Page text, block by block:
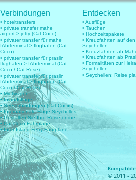
Verbindungen
• hoteltransfers
• private transfer mahe
airport > jetty (Cat Coco)
• privater transfer für mahe
fÄhrterminal > flughafen (Cat
Coco)
• privater transfer für praslin
flughafen > fÄhrterminal (Cat
Coco / Cat Rose)
• privater transfer für praslin
fÄhrterminal > flughafen (Cat
Coco / Cat Rose)
• Mietwagen
• Inlandsflüge
• Seeverbindungen (Cat Cocos)
• Internationale Flüge Seychelles
• Gestalten Sie Ihre Reise online
• Cat Coco Fahrpläne
• Inter Island Ferry Fahrpläne
Entdecken
• Ausflüge
• Tauchen
• Hochzeitspakete
• Kreuzfahrten auf den
Seychellen
• Kreuzfahrten ab
• Kreuzfahrten ab
• Formalitäten zur
Seychellen
• Seychellen: Reise
© 2011 -